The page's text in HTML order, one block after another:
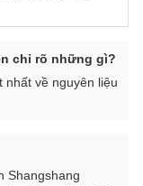
chỉ rõ những gì?
nhất về nguyên liệu
Shangshang